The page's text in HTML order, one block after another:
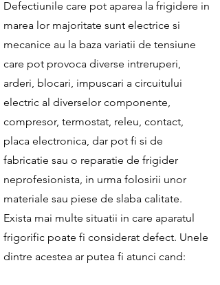
Defectiunile care pot aparea la frigidere in
marea lor majoritate sunt electrice si
mecanice au la baza variatii de tensiune
care pot provoca diverse intreruperi,
arderi, blocari, impuscari a circuitului
electric al diverselor componente,
compresor, termostat, releu, contact,
placa electronica, dar pot fi si de
fabricatie sau o reparatie de frigider
neprofesionista, in urma folosirii unor
materiale sau piese de slaba calitate.
Exista mai multe situatii in care aparatul
frigorific poate fi considerat defect. Unele
dintre acestea ar putea fi atunci cand: